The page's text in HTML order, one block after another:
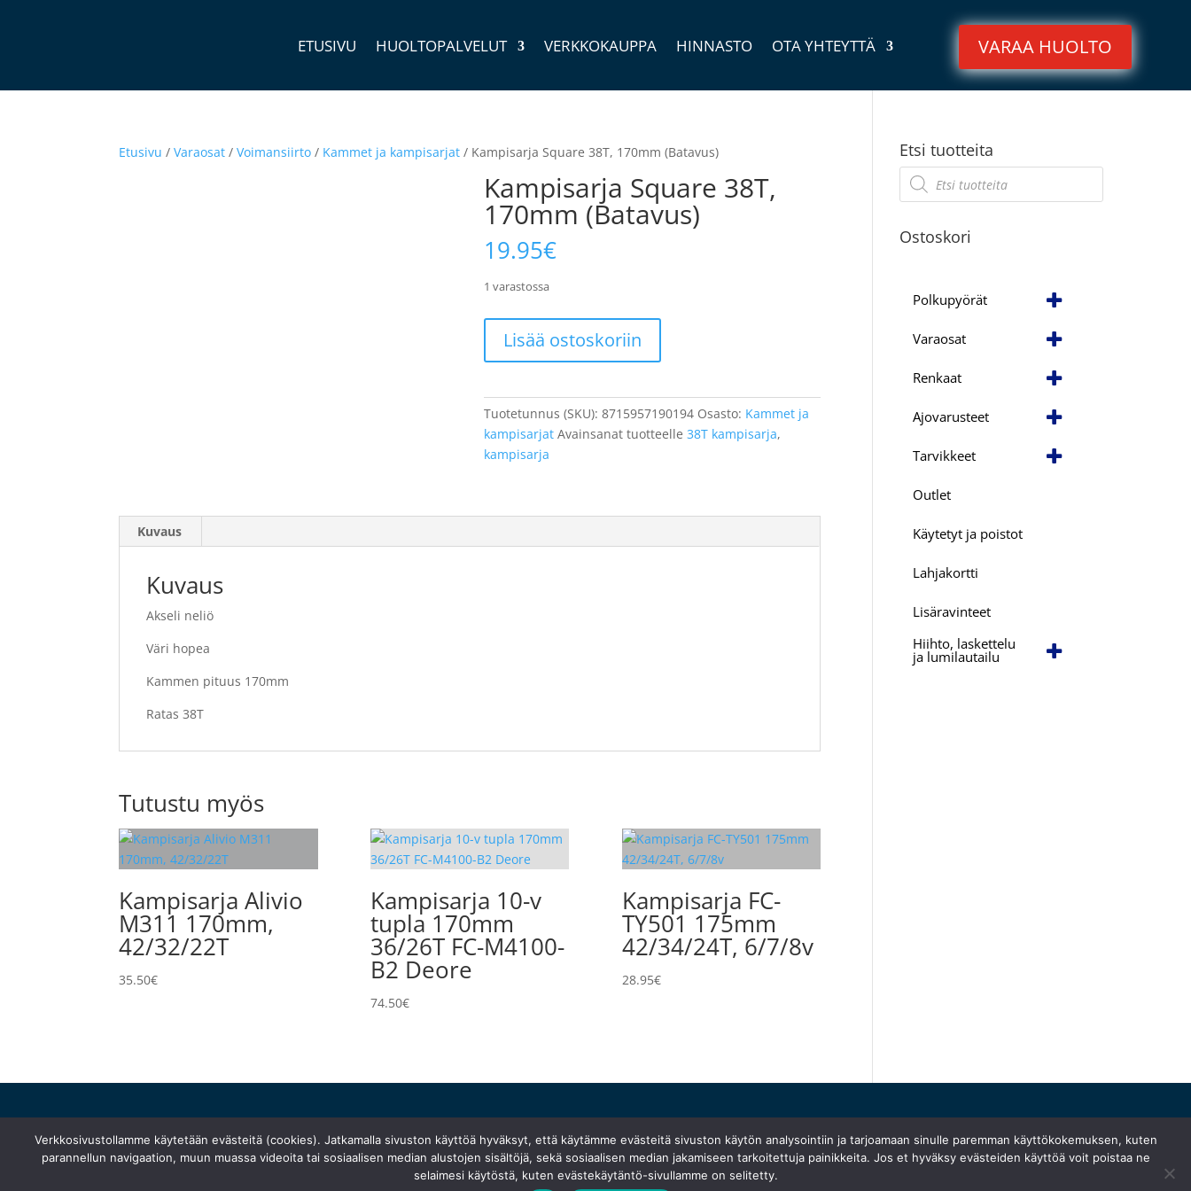
ETUSIVU HUOLTOPALVELUT VERKKOKAUPPA HINNASTO OTA YHTEYTTÄ VARAA HUOLTO
Etusivu /Varaosat /Voimansiirto / Kammet ja kampisarjat / Kampisarja Square 38T, 170mm (Batavus)
Kampisarja Square 38T,
170mm (Batavus)
19.95€
1 varastossa
Square
38T,
(Batavus)
määrä
Lisää ostoskoriin
Tuotetunnus (SKU):8715957190194 Osasto: Kammet ja
kampisarjat Avainsanat tuotteelle38T kampisarja,
kampisarja
Kuvaus
Kuvaus
Akseli neliö
Väri hopea
Kammen pituus 170mm
Ratas 38T
Tutustu myös
Kampisarja Alivio
M311 170mm,
42/32/22T
35.50€
Kampisarja 10-v
tupla 170mm
36/26T FC-M4100-
B2 Deore
74.50€
Kampisarja FC-
TY501 175mm
42/34/24T, 6/7/8v
28.95€
Etsi tuotteita
Products
search
Ostoskori
Polkupyörät
Varaosat
Renkaat
Ajovarusteet
Tarvikkeet
Outlet
Käytetyt ja poistot
Lahjakortti
Lisäravinteet
Hiihto, laskettelu
ja lumilautailu
huolto@turunfillarihuolto.fi
Palometsäntie 14, 20610 Turku
} Ma 10:30–18:30
Ti suljettu
Ke–pe 10:00–18:00
Verkkosivustollamme käytetään evästeitä (cookies). Jatkamalla sivuston käyttöä hyväksyt, että käytämme evästeitä sivuston käytön analysointiin ja tarjoamaan sinulle paremman käyttökokemuksen, kuten
parannellun navigaation, muun muassa videoita tai sosiaalisen median alustojen sisältöjä, sekä sosiaalisen median jakamiseen tarkoitettuja painikkeita. Jos et hyväksy evästeiden käyttöä voit poistaa ne
selaimesi käytöstä, kuten evästekäytäntö-sivullamme on selitetty.